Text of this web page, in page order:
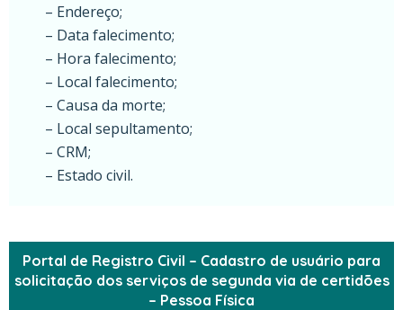
– Endereço;
– Data falecimento;
– Hora falecimento;
– Local falecimento;
– Causa da morte;
– Local sepultamento;
– CRM;
– Estado civil.
Portal de Registro Civil – Cadastro de usuário para
solicitação dos serviços de segunda via de certidões
– Pessoa Física